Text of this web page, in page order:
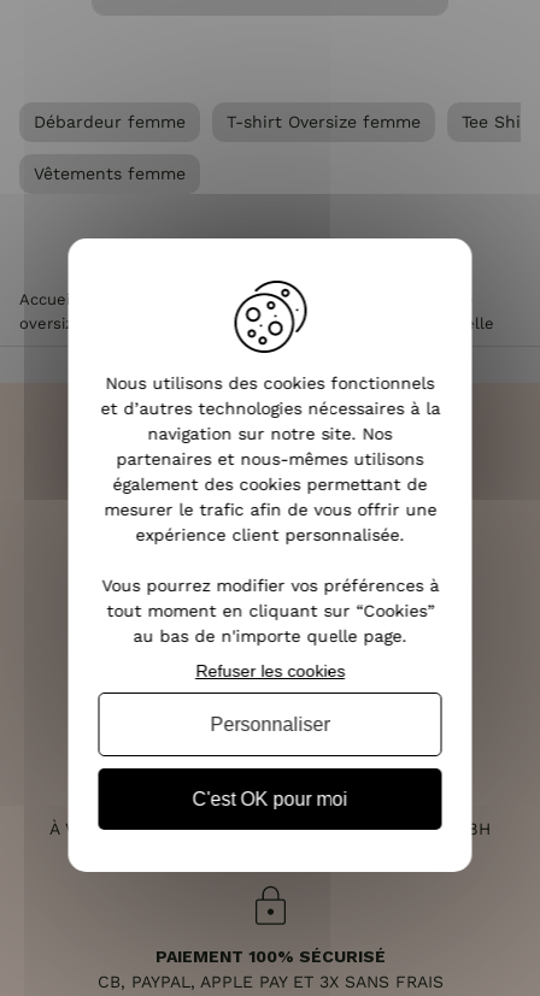
Débardeur femme T-shirt Oversize femme Tee
Vêtements femme
Accueil >Tee Shirt / Top femme
oversize femme
Top femme grande taille à bretelle dentelle
LIVRAISON RAPIDE
RETOURS SOUS 14 JOURS
(VOIR LES CONDITIONS)
SERVICE CLIENT
À VOTRE ÉCOUTE DU LUNDI AU SAMEDI DE 10H À 18H
PAIEMENT 100% SÉCURISÉ
CB, PAYPAL, APPLE PAY ET 3X SANS FRAIS
Nous utilisons des cookies fonctionnels
et d’autres technologies nécessaires à la
navigation sur notre site. Nos
partenaires et nous-mêmes utilisons
également des cookies permettant de
mesurer le trafic afin de vous offrir une
expérience client personnalisée.
Vous pourrez modifier vos préférences à
tout moment en cliquant sur “Cookies”
au bas de n'importe quelle page.
C'est OK pour moi
Refuser les cookies
Personnaliser